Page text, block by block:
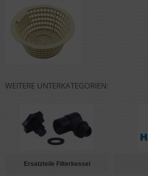
WEITERE UNTERKATEGORIEN:
Ersatzteile Filterkessel